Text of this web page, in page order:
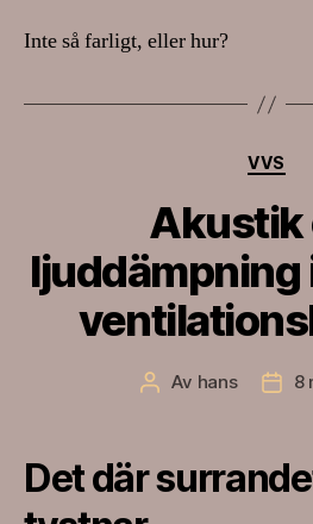
Inte så farligt, eller hur?
VVS
Akustik
ljuddämpning
Inläggsförfattare
Av hans 8
Det där